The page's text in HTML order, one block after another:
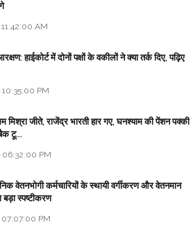
AM
हाईकोर्ट में दोनों पक्षों के वकीलों ने क्या तर्क दिए, पढ़िए
PM
मिश्रा जीते, राजेंद्र भारती हार गए, घनश्याम की पेंशन पक्की
टू...
PM
वेतनभोगी कर्मचारियों के स्थायी वर्गीकरण और वेतनमान
स्पष्टीकरण
PM